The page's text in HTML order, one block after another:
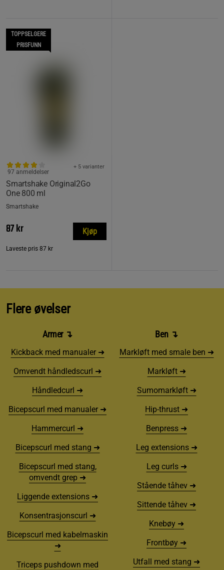
TOPPSELGERE
PRISFUNN
Smartshake Original2Go
One 800 ml
+ 5 varianter
97 anmeldelser
Smartshake
87 kr
Laveste pris 87 kr
Kjøp
Flere øvelser
Armer ↴
Kickback med manualer ➜
Omvendt håndledscurl ➜
Håndledcurl ➜
Bicepscurl med manualer ➜
Hammercurl ➜
Bicepscurl med stang ➜
Bicepscurl med stang,
omvendt grep ➜
Liggende extensions ➜
Konsentrasjonscurl ➜
Bicepscurl med kabelmaskin
➜
Triceps pushdown med
Ben ↴
Markløft med smale ben ➜
Markløft ➜
Sumomarkløft ➜
Hip-thrust ➜
Benpress ➜
Leg extensions ➜
Leg curls ➜
Stående tåhev ➜
Sittende tåhev ➜
Knebøy ➜
Frontbøy ➜
Utfall med stang ➜